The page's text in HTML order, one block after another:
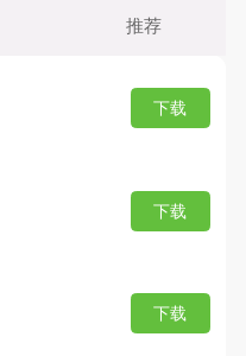
角色扮演
推荐
下载
下载
下载